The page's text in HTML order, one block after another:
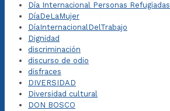
Día Internacional Personas Refugiadas
DíaDeLaMujer
DíaInternacionalDelTrabajo
Dignidad
discriminación
discurso de odio
disfraces
DIVERSIDAD
Diversidad cultural
DON BOSCO